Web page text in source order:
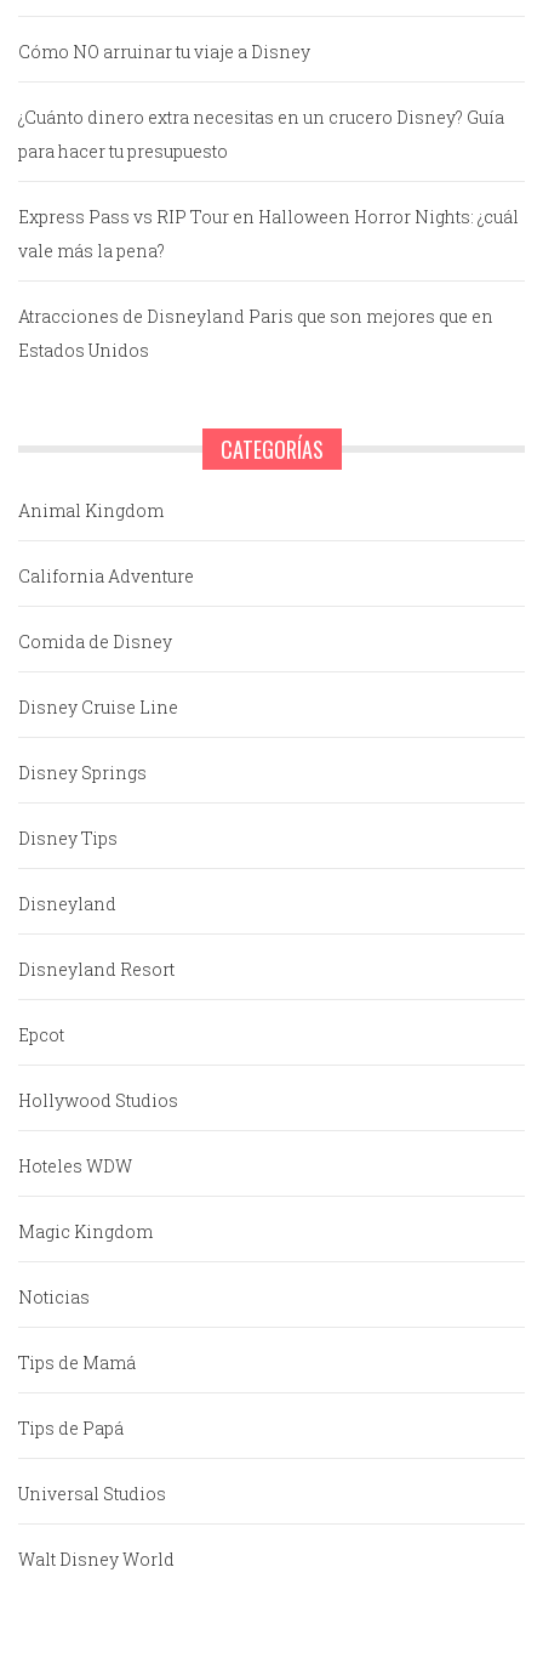
Cómo NO arruinar tu viaje a Disney
¿Cuánto dinero extra necesitas en un crucero Disney? Guía
para hacer tu presupuesto
Express Pass vs RIP Tour en Halloween Horror Nights: ¿cuál
vale más la pena?
Atracciones de Disneyland Paris que son mejores que en
Estados Unidos
CATEGORÍAS
Animal Kingdom
California Adventure
Comida de Disney
Disney Cruise Line
Disney Springs
Disney Tips
Disneyland
Disneyland Resort
Epcot
Hollywood Studios
Hoteles WDW
Magic Kingdom
Noticias
Tips de Mamá
Tips de Papá
Universal Studios
Walt Disney World